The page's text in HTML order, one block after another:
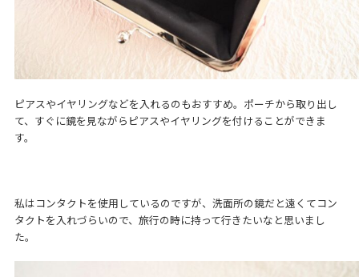
ピアスやイヤリングなどを入れるのもおすすめ。ポーチから取り出し
て、すぐに鏡を見ながらピアスやイヤリングを付けることができま
す。
私はコンタクトを使用しているのですが、洗面所の鏡だと遠くてコン
タクトを入れづらいので、旅行の時に持って行きたいなと思いまし
た。